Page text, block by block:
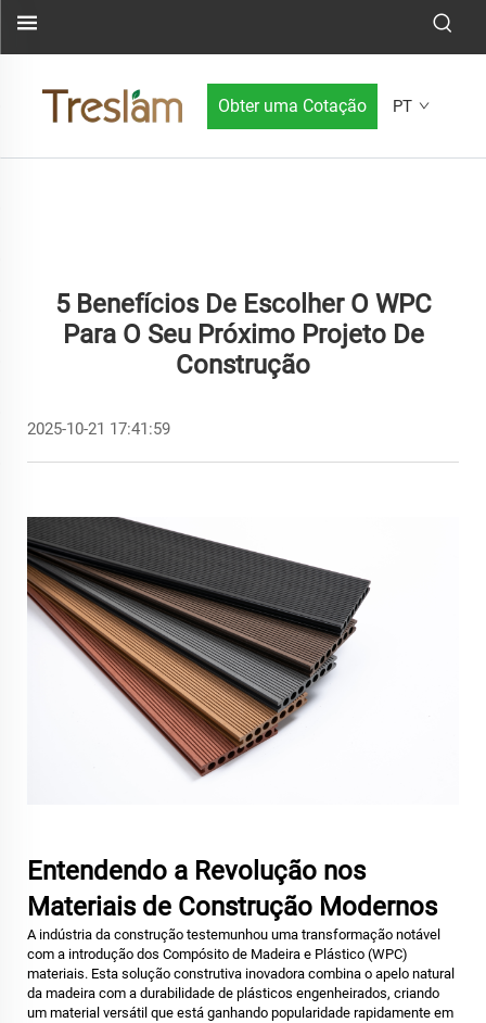
Obter uma Cotação PT
5 Benefícios De Escolher O WPC
Para O Seu Próximo Projeto De
Construção
2025-10-21 17:41:59
Entendendo a Revolução nos
Materiais de Construção Modernos
A indústria da construção testemunhou uma transformação notável
com a introdução dos Compósito de Madeira e Plástico (WPC)
materiais. Esta solução construtiva inovadora combina o apelo natural
da madeira com a durabilidade de plásticos engenheirados, criando
um material versátil que está ganhando popularidade rapidamente em